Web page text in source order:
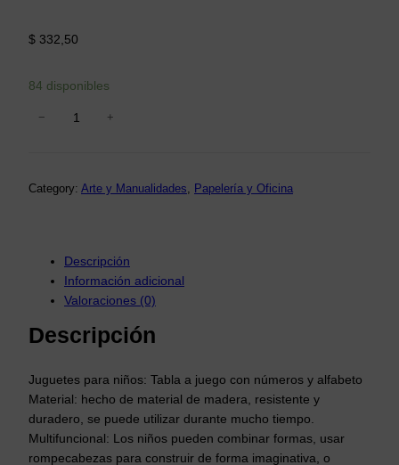
$ 332,50
84 disponibles
a
á
i
c
a
T
− +
Category: Arte y Manualidades Papelería y Oficina
Descripción
Información adicional
Valoraciones (0)
Descripción
Juguetes para niños: Tabla a juego con números y alfabeto
Material: hecho de material de madera, resistente y
duradero, se puede utilizar durante mucho tiempo.
Multifuncional: Los niños pueden combinar formas, usar
rompecabezas para construir de forma imaginativa, o